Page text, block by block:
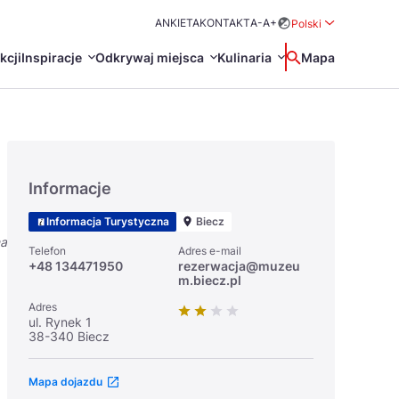
ANKIETAKONTAKTA-A+
Polski
Inspiracje Odkrywaj miejsca
Turystyczne
Kulinaria Wyszukaj
Mapa
日本語
Svenska
Informacje
Informacja Turystyczna Biecz
Telefon
+48 134471950
Adres e-mail
rezerwacja@muzeu
m.biecz.pl
Adres
ul. Rynek 1
38-340 Biecz
Mapa dojazdu